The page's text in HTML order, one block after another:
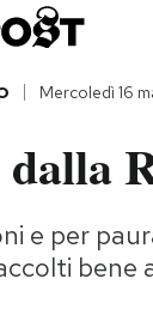
Mercoledì 16
e per
bene